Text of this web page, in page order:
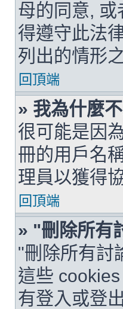
母的同意,
得遵守此法
列出的情形
回頂端
» 我為什麼
很可能是因
冊的用戶名
理員以獲得
回頂端
» "刪除所有
"刪除所有討
這些
有登入或登